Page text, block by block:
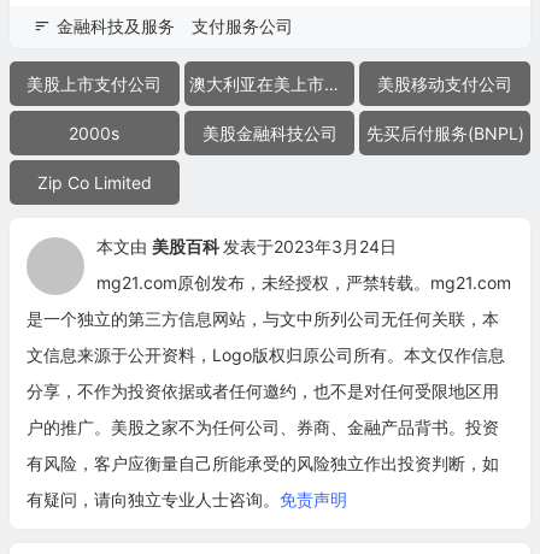
金融科技及服务 支付服务公司
美股上市支付公司 澳大利亚在美上市公司 美股移动支付公司
2000s 美股金融科技公司 先买后付服务(BNPL)
Zip Co Limited
本文由 美股百科 发表于2023年3月24日
mg21.com原创发布，未经授权，严禁转载。mg21.com
是一个独立的第三方信息网站，与文中所列公司无任何关联，本
文信息来源于公开资料，Logo版权归原公司所有。本文仅作信息
分享，不作为投资依据或者任何邀约，也不是对任何受限地区用
户的推广。美股之家不为任何公司、券商、金融产品背书。投资
有风险，客户应衡量自己所能承受的风险独立作出投资判断，如
有疑问，请向独立专业人士咨询。 免责声明